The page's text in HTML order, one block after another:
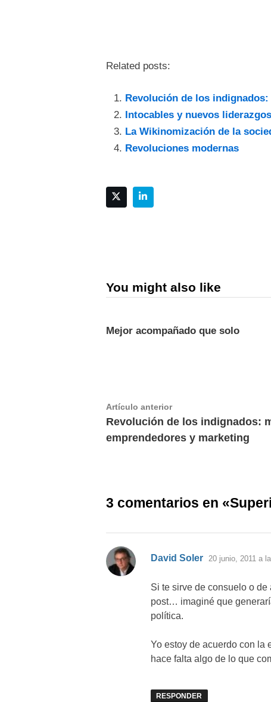
Related posts:
Revolución de los
Intocables y nuevos liderazgos
La Wikinomización de la
Revoluciones modernas
You might also like
Mejor acompañado que solo
Navegación
de
entradas
Artículo anteriorArtículo
anterior:
Revolución de los indignados:
emprendedores y marketing
3 comentarios en «
David Soler dice:
20 junio, 2011 a
Si te sirve de consuelo o
post… imaginé que
política.
Yo estoy de acuerdo con la
hace falta algo de lo que
RESPONDER